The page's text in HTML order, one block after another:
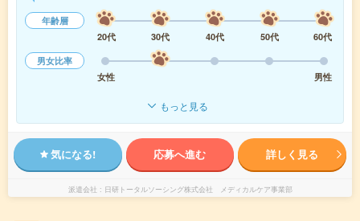
年齢層
20代
30代 40代 50代
60代
男女比率
女性
男性
もっと見る
気になる! 応募へ進む 詳しく見る
派遣会社 日研トータルソーシング株式会社 メディカルケア事業部